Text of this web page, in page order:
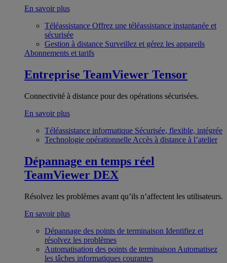
En savoir plus
Téléassistance Offrez une téléassistance instantanée et
sécurisée
Gestion à distance Surveillez et gérez les appareils
Abonnements et tarifs
Entreprise TeamViewer Tensor
Connectivité à distance pour des opérations sécurisées.
En savoir plus
Téléassistance informatique Sécurisée, flexible, intégrée
Technologie opérationnelle Accès à distance à l’atelier
Dépannage en temps réel
TeamViewer DEX
Résolvez les problèmes avant qu’ils n’affectent les utilisateurs.
En savoir plus
Dépannage des points de terminaison Identifiez et
résolvez les problèmes
Automatisation des points de terminaison Automatisez
les tâches informatiques courantes